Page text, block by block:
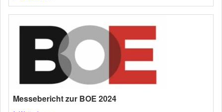
Messebericht zur BOE 2024